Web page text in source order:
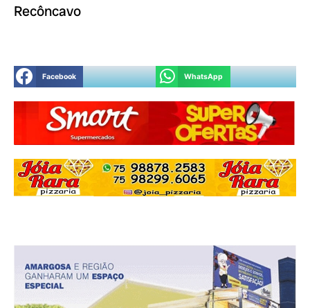
Recôncavo
Facebook WhatsApp